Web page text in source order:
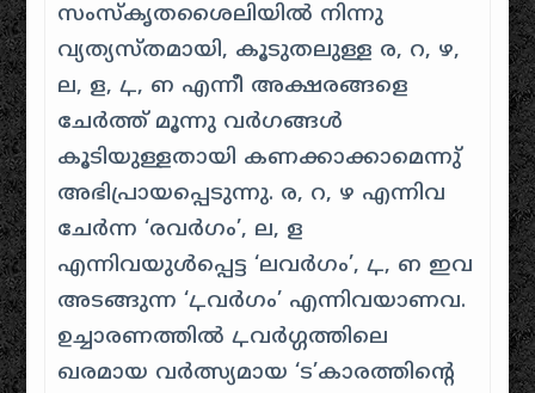
സംസ്കൃതശൈലിയിൽ നിന്നു
വ്യത്യസ്തമായി, കൂടുതലുള്ള ര, റ, ഴ,
ല, ള, ഺ, ഩ എന്നീ അക്ഷരങ്ങളെ
ചേർത്ത് മൂന്നു വർഗങ്ങൾ
കൂടിയുള്ളതായി കണക്കാക്കാമെന്നു്
അഭിപ്രായപ്പെടുന്നു. ര, റ, ഴ എന്നിവ
ചേർന്ന ‘രവർഗം’, ല, ള
എന്നിവയുൾപ്പെട്ട ‘ലവർഗം’, ഺ, ഩ ഇവ
അടങ്ങുന്ന ‘ഺവർഗം’ എന്നിവയാണവ.
ഉച്ചാരണത്തിൽ ഺവർഗ്ഗത്തിലെ
ഖരമായ വർത്സ്യമായ ‘ട’കാരത്തിന്റെ